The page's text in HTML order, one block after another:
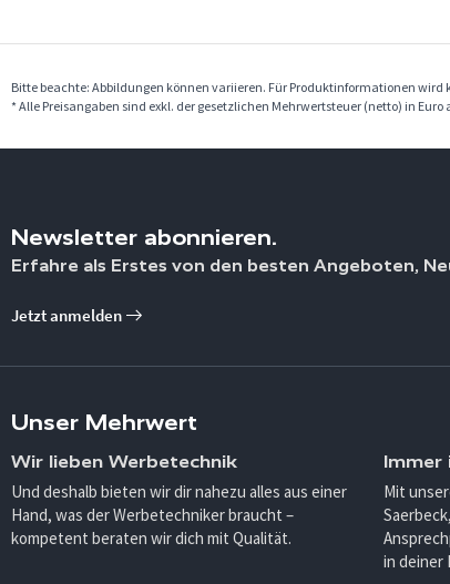
Bitte beachte: Abbildungen können variieren. Für Produktinformationen
* Alle Preisangaben sind exkl. der gesetzlichen Mehrwertsteuer (netto) in Euro
Newsletter abonnieren.
Erfahre als Erstes von den besten Angeboten,
Jetzt anmelden
Unser Mehrwert
Wir lieben Werbetechnik
Und deshalb bieten wir dir nahezu alles aus einer
Hand, was der Werbetechniker braucht –
kompetent beraten wir dich mit Qualität.
Immer
Mit
in deiner